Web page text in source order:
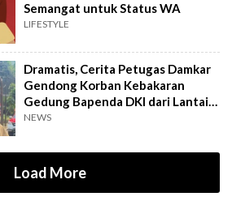
Semangat untuk Status WA
LIFESTYLE
Dramatis, Cerita Petugas Damkar
Gendong Korban Kebakaran
Gedung Bapenda DKI dari Lantai
16
NEWS
Load More